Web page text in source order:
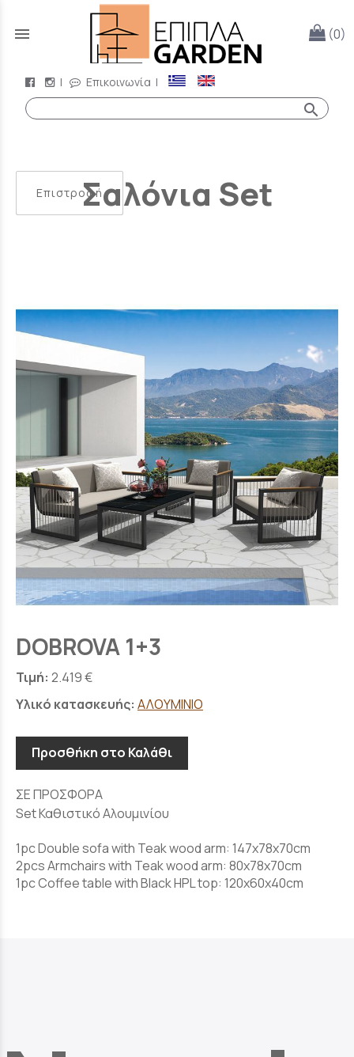
menu (0)
| Επικοινωνία |
search
Σαλόνια Set
Επιστροφή
DOBROVA 1+3
Τιμή: 2.419 €
Υλικό κατασκευής: ΑΛΟΥΜΙΝΙΟ
Προσθήκη στο Καλάθι
ΣΕ ΠΡΟΣΦΟΡΑ
Set Καθιστικό Αλουμινίου
1pc Double sofa with Teak wood arm: 147x78x70cm
2pcs Armchairs with Teak wood arm: 80x78x70cm
1pc Coffee table with Black HPL top: 120x60x40cm